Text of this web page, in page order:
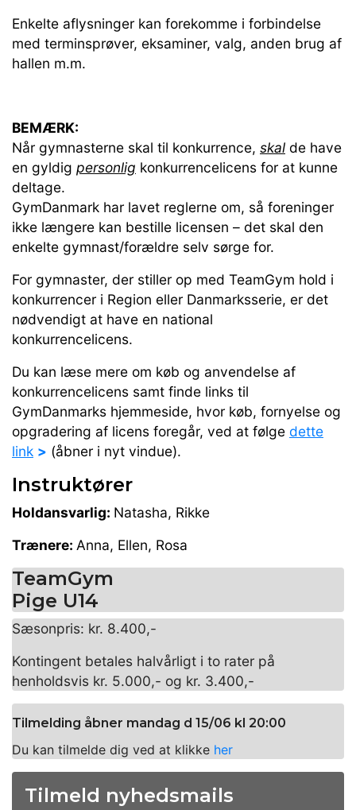
Enkelte aflysninger kan forekomme i forbindelse
med terminsprøver, eksaminer, valg, anden brug af
hallen m.m.
BEMÆRK:
Når gymnasterne skal til konkurrence, skal de have
en gyldig personlig konkurrencelicens for at kunne
deltage.
GymDanmark har lavet reglerne om, så foreninger
ikke længere kan bestille licensen – det skal den
enkelte gymnast/forældre selv sørge for.
For gymnaster, der stiller op med TeamGym hold i
konkurrencer i Region eller Danmarksserie, er det
nødvendigt at have en national
konkurrencelicens.
Du kan læse mere om køb og anvendelse af
konkurrencelicens samt finde links til
GymDanmarks hjemmeside, hvor køb, fornyelse og
opgradering af licens foregår, ved at følge dette
link > (åbner i nyt vindue).
Instruktører
Holdansvarlig: Natasha, Rikke
Trænere: Anna, Ellen, Rosa
TeamGym
Pige U14
Sæsonpris: kr. 8.400,-
Kontingent betales halvårligt i to rater på
henholdsvis kr. 5.000,- og kr. 3.400,-
Tilmelding åbner mandag d 15/06 kl 20:00
Du kan tilmelde dig ved at klikke her
Tilmeld nyhedsmails